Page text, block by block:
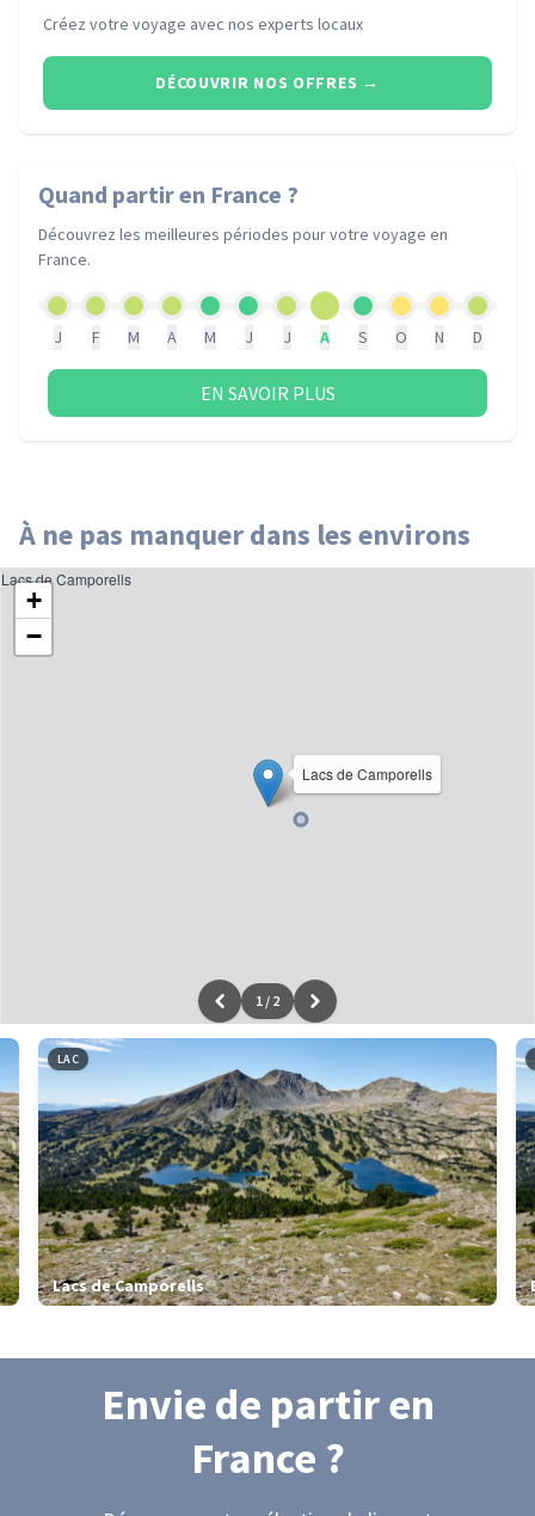
Créez votre voyage avec nos experts locaux
DÉCOUVRIR NOS OFFRES →
Quand partiren France ?
Découvrez les meilleures périodes pour votre voyage en
France.
J F M A M J J A S O N D
EN SAVOIR PLUS
À ne pas manquer dans les environs
Lacs de Camporells
+
−
Leaflet|données ©OpenStreetMap/ODbL - renduOSM France
Lacs de Camporells
1 / 2
LAC
Lacs de Camporells
Envie de partiren
France ?